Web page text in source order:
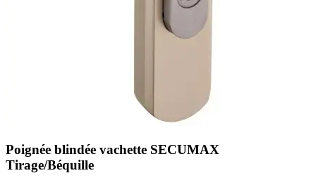
Poignée blindée vachette SECUMAX
Tirage/Béquille